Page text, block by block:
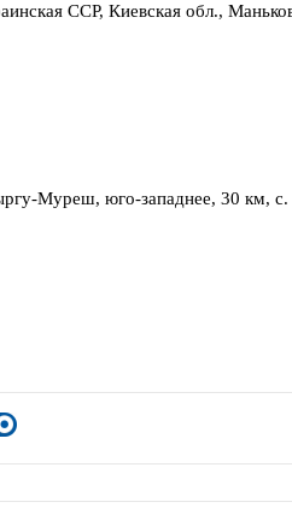
ССР, Киевская обл.,
Муреш, юго-западнее, 30 км,